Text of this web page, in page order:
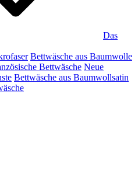
Das
Bettwäsche aus Baumwolle
Bettwäsche Neue
Bettwäsche aus Baumwollsatin